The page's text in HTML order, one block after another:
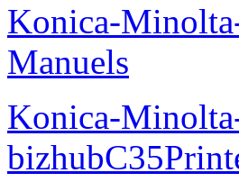
Konica-
Manuels
Konica-